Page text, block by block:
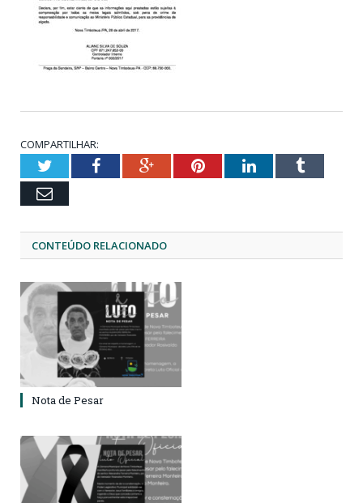
COMPARTILHAR:
TwitterFacebookGoogle+PinterestLinkedInTumblr
Email
CONTEÚDO RELACIONADO
Nota de Pesar